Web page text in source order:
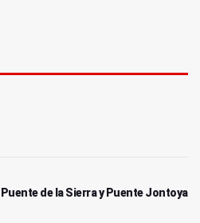
de la Sierra y Puente Jontoya